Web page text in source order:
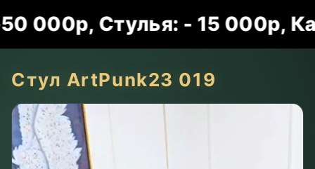
Стулья: - 15 000р,
Стул ArtPunk23 019